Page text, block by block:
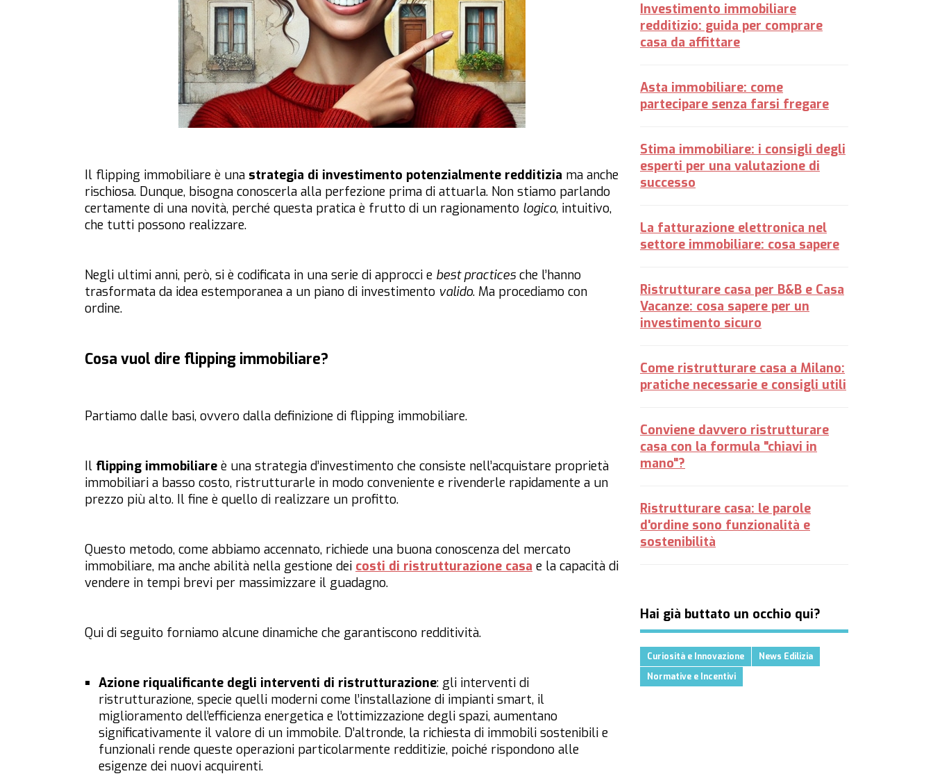
Il flipping immobiliare è una strategia di investimento potenzialmente redditizia ma anche
rischiosa. Dunque, bisogna conoscerla alla perfezione prima di attuarla. Non stiamo parlando
certamente di una novità, perché questa pratica è frutto di un ragionamento logico, intuitivo,
che tutti possono realizzare.
Negli ultimi anni, però, si è codificata in una serie di approcci e best practices che l’hanno
trasformata da idea estemporanea a un piano di investimento valido. Ma procediamo con
ordine.
Cosa vuol dire flipping immobiliare?
Partiamo dalle basi, ovvero dalla definizione di flipping immobiliare.
Il flipping immobiliare è una strategia d’investimento che consiste nell’acquistare proprietà
immobiliari a basso costo, ristrutturarle in modo conveniente e rivenderle rapidamente a un
prezzo più alto. Il fine è quello di realizzare un profitto.
Questo metodo, come abbiamo accennato, richiede una buona conoscenza del mercato
immobiliare, ma anche abilità nella gestione dei costi di ristrutturazione casa e la capacità di
vendere in tempi brevi per massimizzare il guadagno.
Qui di seguito forniamo alcune dinamiche che garantiscono redditività.
Azione riqualificante degli interventi di ristrutturazione: gli interventi di
ristrutturazione, specie quelli moderni come l’installazione di impianti smart, il
miglioramento dell’efficienza energetica e l’ottimizzazione degli spazi, aumentano
significativamente il valore di un immobile. D’altronde, la richiesta di immobili sostenibili e
funzionali rende queste operazioni particolarmente redditizie, poiché rispondono alle
esigenze dei nuovi acquirenti.
Investimento immobiliare
redditizio: guida per comprare
casa da affittare
Asta immobiliare: come
partecipare senza farsi fregare
Stima immobiliare: i consigli degli
esperti per una valutazione di
successo
La fatturazione elettronica nel
settore immobiliare: cosa sapere
Ristrutturare casa per B&B e Casa
Vacanze: cosa sapere per un
investimento sicuro
Come ristrutturare casa a Milano:
pratiche necessarie e consigli utili
Conviene davvero ristrutturare
casa con la formula "chiavi in
mano"?
Ristrutturare casa: le parole
d'ordine sono funzionalità e
sostenibilità
Hai già buttato un occhio qui?
Curiosità e Innovazione
News Edilizia
Normative e Incentivi